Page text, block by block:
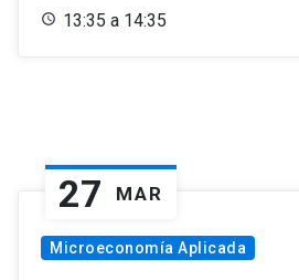
13:35 a 14:35
27 MAR
Microeconomía Aplicada